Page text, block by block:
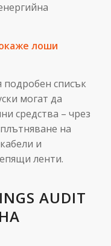
лоши
подробен списък
могат да
средства – чрез
на
и
ленти.
AUDIT